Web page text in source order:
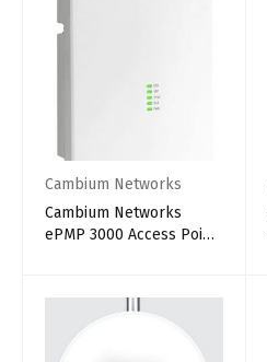
Cambium Networks
Cambium Networks
ePMP 3000 Access Point,